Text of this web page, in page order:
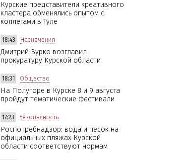
Курские представители креативного
кластера обменялись опытом с
коллегами в Туле
18:43 Назначения
Дмитрий Бурко возглавил
прокуратуру Курской области
18:31 Общество
На Полугоре в Курске 8 и 9 августа
пройдут тематические фестивали
17:23 Безопасность
Роспотребнадзор: вода и песок на
официальных пляжах Курской
области соответствуют нормам